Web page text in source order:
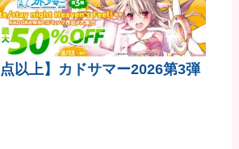
点以上】カドサマー2026第3弾